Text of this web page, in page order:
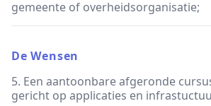
gemeente of overheidsorganisatie;
De Wensen
5. Een aantoonbare afgeronde
gericht op applicaties en